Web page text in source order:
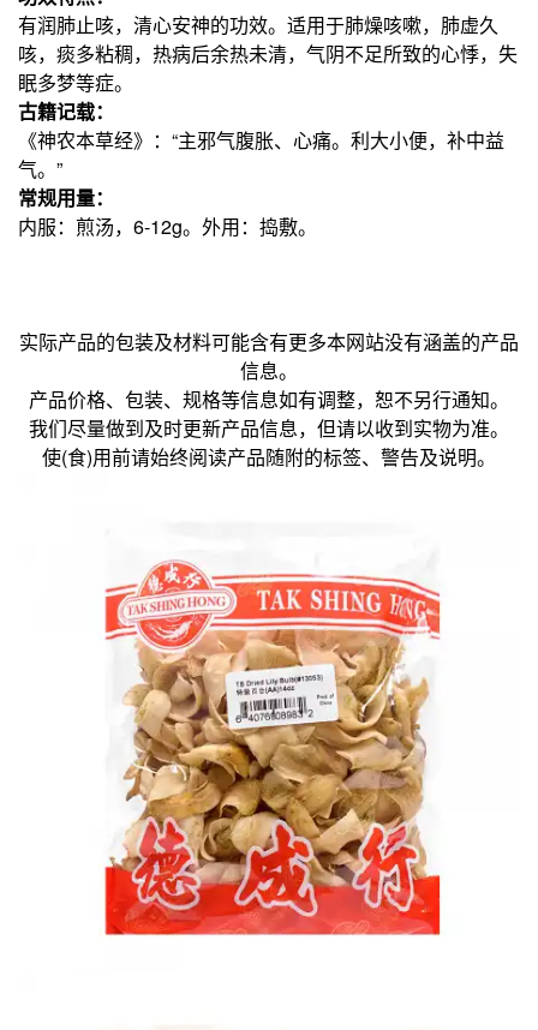
有润肺止咳，清心安神的功效。适用于肺燥咳嗽，肺虚久
咳，痰多粘稠，热病后余热未清，气阴不足所致的心悸，失
眠多梦等症。
古籍记载：
《神农本草经》：“主邪气腹胀、心痛。利大小便，补中益
气。”
常规用量：
内服：煎汤，6-12g。外用：捣敷。
实际产品的包装及材料可能含有更多本网站没有涵盖的产品
信息。
产品价格、包装、规格等信息如有调整，恕不另行通知。
我们尽量做到及时更新产品信息，但请以收到实物为准。
使(食)用前请始终阅读产品随附的标签、警告及说明。